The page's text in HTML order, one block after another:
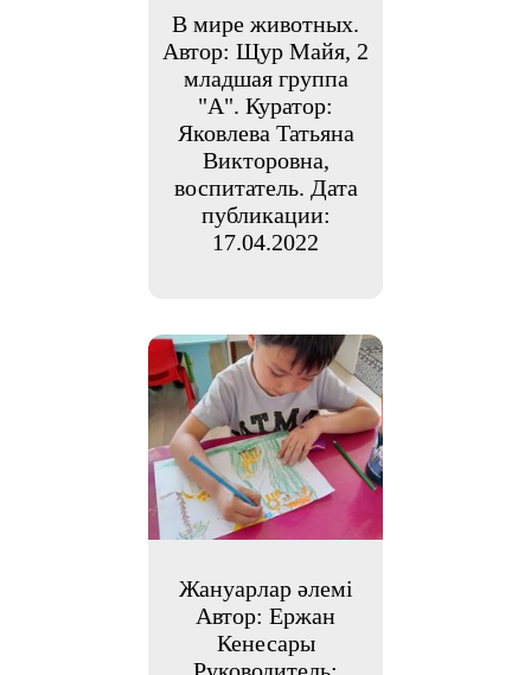
В мире животных.
Автор: Щур Майя, 2
младшая группа
"А". Куратор:
Яковлева Татьяна
Викторовна,
воспитатель. Дата
публикации:
17.04.2022
Жануарлар әлемі
Автор: Ержан
Кенесары
Руководитель: